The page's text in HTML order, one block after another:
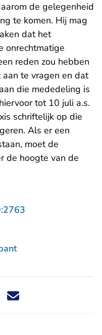
de gelegenheid
te komen. Hij mag
dat het
onrechtmatige
reden zou hebben
te vragen en dat
die mededeling is
tot 10 juli a.s.
schriftelijk op die
Als er een
moet de
de hoogte van de
dit nieuwsbericht via X -
Deel dit nieuwsbericht via
Deel dit nieuwsbericht
Deel dit